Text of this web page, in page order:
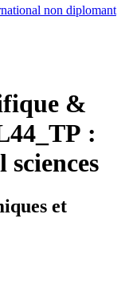
non diplomant
&
:
et